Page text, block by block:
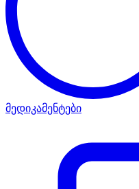
მედიკამენტები